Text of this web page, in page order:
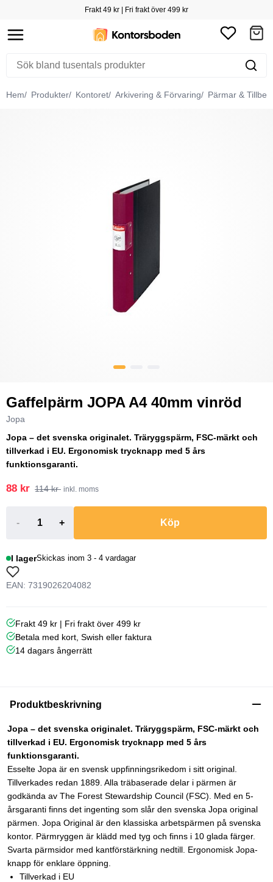
Frakt 49 kr | Fri frakt över 499 kr
Hem Produkter Kontoret Arkivering & Förvaring Pärmar &
Gaffelpärm JOPA A4 40mm vinröd
Jopa
Jopa – det svenska originalet. Träryggspärm, FSC-märkt och
tillverkad i EU. Ergonomisk trycknapp med 5 års
funktionsgaranti.
88 kr 114 kr inkl. moms
- + Köp
I lagerSkickas inom 3 - 4 vardagar
EAN: 7319026204082
Frakt 49 kr | Fri frakt över 499 kr
Betala med kort, Swish eller faktura
14 dagars ångerrätt
Produktbeskrivning
Jopa – det svenska originalet. Träryggspärm, FSC-märkt och
tillverkad i EU. Ergonomisk trycknapp med 5 års
funktionsgaranti.
Esselte Jopa är en svensk uppfinningsrikedom i sitt original.
Tillverkades redan 1889. Alla träbaserade delar i pärmen är
godkända av The Forest Stewardship Council (FSC). Med en 5-
årsgaranti finns det ingenting som slår den svenska Jopa original
pärmen. Jopa Original är den klassiska arbetspärmen på svenska
kontor. Pärmryggen är klädd med tyg och finns i 10 glada färger.
Svarta pärmsidor med kantförstärkning nedtill. Ergonomisk Jopa-
knapp för enklare öppning.
Tillverkad i EU